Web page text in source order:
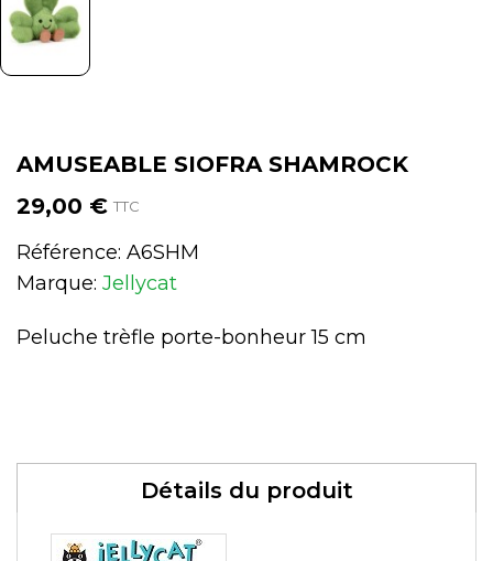
AMUSEABLE SIOFRA SHAMROCK
29,00 € TTC
Référence: A6SHM
Marque: Jellycat
Peluche trèfle porte-bonheur 15 cm
Détails du produit